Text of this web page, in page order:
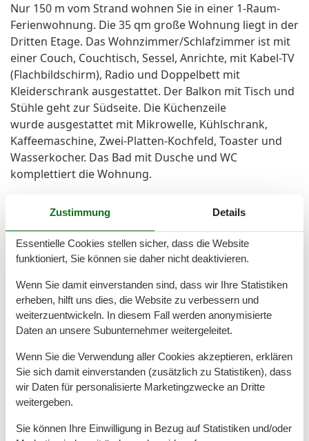
Nur 150 m vom Strand wohnen Sie in einer 1-Raum-
Ferienwohnung. Die 35 qm große Wohnung liegt in der
Dritten Etage. Das Wohnzimmer/Schlafzimmer ist mit
einer Couch, Couchtisch, Sessel, Anrichte, mit Kabel-TV
(Flachbildschirm), Radio und Doppelbett mit
Kleiderschrank ausgestattet. Der Balkon mit Tisch und
Stühle geht zur Südseite. Die Küchenzeile
wurde ausgestattet mit Mikrowelle, Kühlschrank,
Kaffeemaschine, Zwei-Platten-Kochfeld, Toaster und
Wasserkocher. Das Bad mit Dusche und WC
komplettiert die Wohnung.
Gesamte Ausstattung
Entfernungen
Grundeinrichtungen
Baujahr
1997
Größe
Serviceeinrichtungen
Balkon
Bettwäsche
Doppelbett
Zustimmung Details
Essentielle Cookies stellen sicher, dass die Website
funktioniert, Sie können sie daher nicht deaktivieren.
Wenn Sie damit einverstanden sind, dass wir Ihre Statistiken
erheben, hilft uns dies, die Website zu verbessern und
weiterzuentwickeln. In diesem Fall werden anonymisierte
Daten an unsere Subunternehmer weitergeleitet.
Wenn Sie die Verwendung aller Cookies akzeptieren, erklären
Sie sich damit einverstanden (zusätzlich zu Statistiken), dass
wir Daten für personalisierte Marketingzwecke an Dritte
weitergeben.
Sie können Ihre Einwilligung in Bezug auf Statistiken und/oder